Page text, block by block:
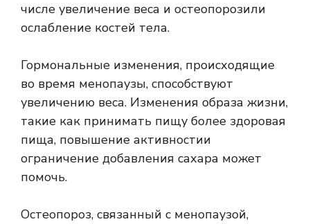
числе увеличение веса и остеопорозили
ослабление костей тела.
Гормональные изменения, происходящие
во время менопаузы, способствуют
увеличению веса. Изменения образа жизни,
такие как принимать пищу более здоровая
пища, повышение активностии
ограничение добавления сахара может
помочь.
Остеопороз, связанный с менопаузой,